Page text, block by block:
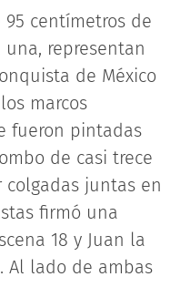
centímetros de
representan
de México
marcos
fueron pintadas
de casi trece
colgadas juntas en
firmó una
18 y Juan la
Al lado de ambas